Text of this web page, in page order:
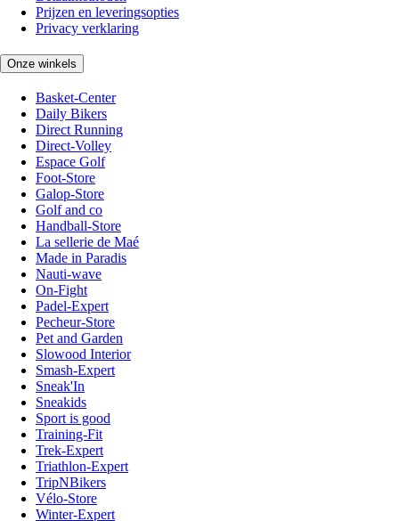
Prijzen en leveringsopties
Privacy verklaring
Onze winkels
Basket-Center
Daily Bikers
Direct Running
Direct-Volley
Espace Golf
Foot-Store
Galop-Store
Golf and co
Handball-Store
La sellerie de Maé
Made in Paradis
Nauti-wave
On-Fight
Padel-Expert
Pecheur-Store
Pet and Garden
Slowood Interior
Smash-Expert
Sneak'In
Sneakids
Sport is good
Training-Fit
Trek-Expert
Triathlon-Expert
TripNBikers
Vélo-Store
Winter-Expert